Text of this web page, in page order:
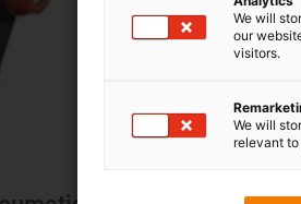
We will
our
visitors.
We will
relevant